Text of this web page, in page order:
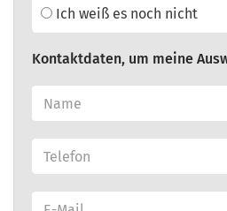
Ich weiß es noch nicht
Kontaktdaten, um meine